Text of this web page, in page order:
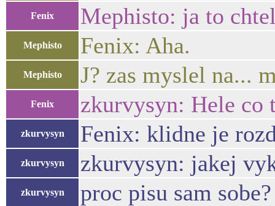
Fenix Mephisto: ja to
Mephisto Fenix: Aha.
Mephisto J? zas myslel na...
Fenix zkurvysyn: Hele co
zkurvysyn Fenix: klidne je
zkurvysyn zkurvysyn: jakej
zkurvysyn proc pisu sam sobe?